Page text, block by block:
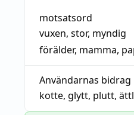
motsatsord
vuxen, stor, myndig
förälder, mamma,
Användarnas bidrag
kotte, glytt, plutt,